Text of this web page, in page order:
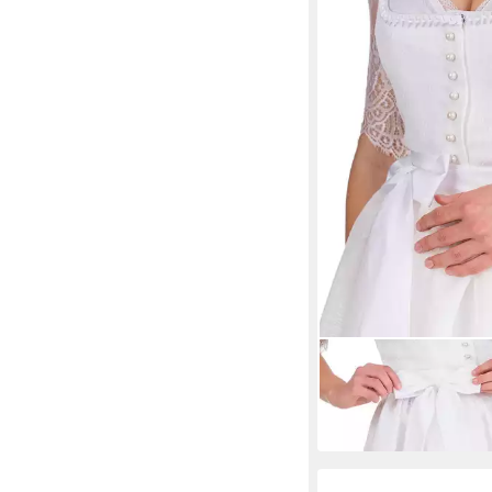
HAMMERSCHMID
Dirndl Midi Dirndl 2tlg.
weiß
ab 384,85 €